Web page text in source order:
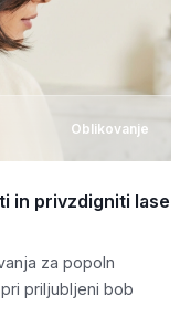
Oblikovanje
in privzdigniti lase
za popoln
priljubljeni bob